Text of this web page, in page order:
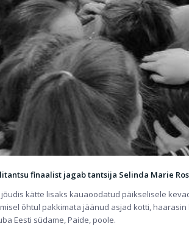
finaalist jagab tantsija Selinda Marie
kätte lisaks kauaoodatud päikselisele
õhtul pakkimata jäänud asjad kotti, haarasin
Eesti südame, Paide, poole.